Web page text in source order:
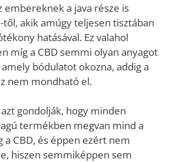
embereknek a java része is
től, akik amúgy teljesen tisztában
hatásával. Ez valahol
míg a CBD semmi olyan anyagot
bódulatot okozna, addig a
nem mondható el.
gondolják, hogy minden
termékben megvan mind a
a CBD, és éppen ezért nem
hiszen semmiképpen sem